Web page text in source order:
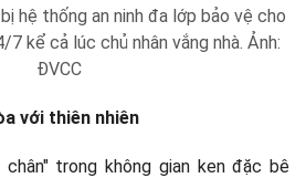
hệ thống an ninh đa lớp bảo vệ cho
kể cả lúc chủ nhân vắng nhà. Ảnh:
ĐVCC
với thiên nhiên
chân" trong không gian ken đặc bê